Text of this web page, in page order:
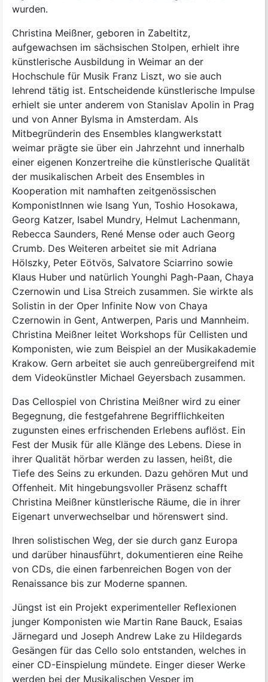
wurden.
Christina Meißner, geboren in Zabeltitz,
aufgewachsen im sächsischen Stolpen, erhielt ihre
künstlerische Ausbildung in Weimar an der
Hochschule für Musik Franz Liszt, wo sie auch
lehrend tätig ist. Entscheidende künstlerische Impulse
erhielt sie unter anderem von Stanislav Apolin in Prag
und von Anner Bylsma in Amsterdam. Als
Mitbegründerin des Ensembles klangwerkstatt
weimar prägte sie über ein Jahrzehnt und innerhalb
einer eigenen Konzertreihe die künstlerische Qualität
der musikalischen Arbeit des Ensembles in
Kooperation mit namhaften zeitgenössischen
KomponistInnen wie Isang Yun, Toshio Hosokawa,
Georg Katzer, Isabel Mundry, Helmut Lachenmann,
Rebecca Saunders, René Mense oder auch Georg
Crumb. Des Weiteren arbeitet sie mit Adriana
Hölszky, Peter Eötvös, Salvatore Sciarrino sowie
Klaus Huber und natürlich Younghi Pagh-Paan, Chaya
Czernowin und Lisa Streich zusammen. Sie wirkte als
Solistin in der Oper Infinite Now von Chaya
Czernowin in Gent, Antwerpen, Paris und Mannheim.
Christina Meißner leitet Workshops für Cellisten und
Komponisten, wie zum Beispiel an der Musikakademie
Krakow. Gern arbeitet sie auch genreübergreifend mit
dem Videokünstler Michael Geyersbach zusammen.
Das Cellospiel von Christina Meißner wird zu einer
Begegnung, die festgefahrene Begrifflichkeiten
zugunsten eines erfrischenden Erlebens auflöst. Ein
Fest der Musik für alle Klänge des Lebens. Diese in
ihrer Qualität hörbar werden zu lassen, heißt, die
Tiefe des Seins zu erkunden. Dazu gehören Mut und
Offenheit. Mit hingebungsvoller Präsenz schafft
Christina Meißner künstlerische Räume, die in ihrer
Eigenart unverwechselbar und hörenswert sind.
Ihren solistischen Weg, der sie durch ganz Europa
und darüber hinausführt, dokumentieren eine Reihe
von CDs, die einen farbenreichen Bogen von der
Renaissance bis zur Moderne spannen.
Jüngst ist ein Projekt experimenteller Reflexionen
junger Komponisten wie Martin Rane Bauck, Esaias
Järnegard und Joseph Andrew Lake zu Hildegards
Gesängen für das Cello solo entstanden, welches in
einer CD-Einspielung mündete. Einger dieser Werke
werden bei der Musikalischen Vesper im